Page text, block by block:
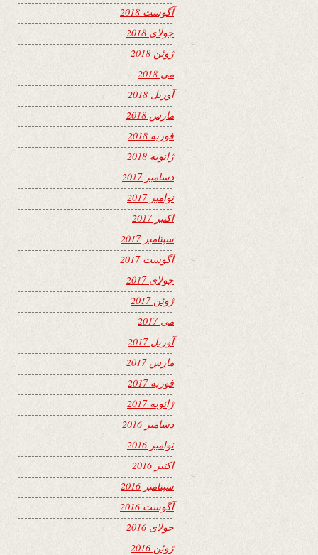
آگوست 2018
جولای 2018
ژوئن 2018
می 2018
آوریل 2018
مارس 2018
فوریه 2018
ژانویه 2018
دسامبر 2017
نوامبر 2017
اکتبر 2017
سپتامبر 2017
آگوست 2017
جولای 2017
ژوئن 2017
می 2017
آوریل 2017
مارس 2017
فوریه 2017
ژانویه 2017
دسامبر 2016
نوامبر 2016
اکتبر 2016
سپتامبر 2016
آگوست 2016
جولای 2016
ژوئن 2016